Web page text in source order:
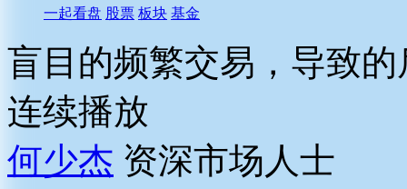
一起看盘 股票 板块 基金
盲目的频繁交易，导致
连续播放
何少杰 资深市场人士